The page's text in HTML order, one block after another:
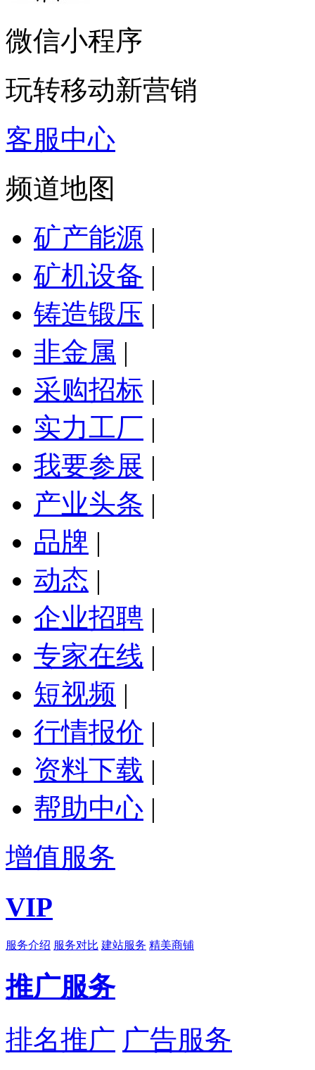
微信小程序
玩转移动新营销
客服中心
频道地图
矿产能源 |
矿机设备 |
铸造锻压 |
非金属 |
采购招标 |
实力工厂 |
我要参展 |
产业头条 |
品牌 |
动态 |
企业招聘 |
专家在线 |
短视频 |
行情报价 |
资料下载 |
帮助中心 |
增值服务
VIP
服务介绍 服务对比 建站服务 精美商铺
推广服务
排名推广 广告服务